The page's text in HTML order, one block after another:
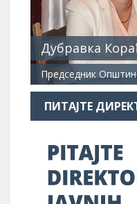
Дубравка
Председник
ПИТАЈТЕ